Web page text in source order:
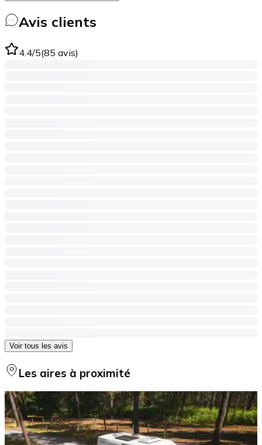
Avis clients
4.4/5(85 avis)
Voir tous les avis
Les aires à proximité